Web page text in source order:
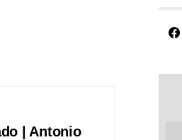
| Antonio